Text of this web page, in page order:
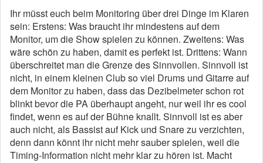
Ihr müsst euch beim Monitoring über drei Dinge im Klaren
sein: Erstens: Was braucht ihr mindestens auf dem
Monitor, um die Show spielen zu können. Zweitens: Was
wäre schön zu haben, damit es perfekt ist. Drittens: Wann
überschreitet man die Grenze des Sinnvollen. Sinnvoll ist
nicht, in einem kleinen Club so viel Drums und Gitarre auf
dem Monitor zu haben, dass das Dezibelmeter schon rot
blinkt bevor die PA überhaupt angeht, nur weil ihr es cool
findet, wenn es auf der Bühne knallt. Sinnvoll ist es aber
auch nicht, als Bassist auf Kick und Snare zu verzichten,
denn dann könnt ihr nicht mehr sauber spielen, weil die
Timing-Information nicht mehr klar zu hören ist. Macht